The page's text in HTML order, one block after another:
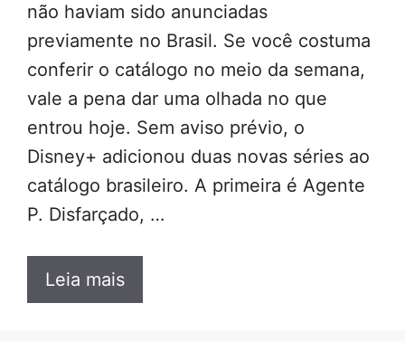
não haviam sido anunciadas
previamente no Brasil. Se você costuma
conferir o catálogo no meio da semana,
vale a pena dar uma olhada no que
entrou hoje. Sem aviso prévio, o
Disney+ adicionou duas novas séries ao
catálogo brasileiro. A primeira é Agente
P. Disfarçado, …
Leia mais